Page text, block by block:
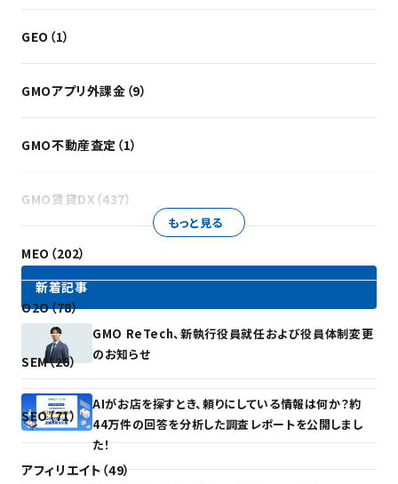
GEO（1）
GMOアプリ外課金（9）
GMO不動産査定（1）
GMO賃貸DX（437）
MEO（202）
O2O（78）
SEM（26）
SEO（71）
アフィリエイト（49）
もっと見る
新着記事
GMO ReTech、新執行役員就任および役員体制変更
のお知らせ
AIがお店を探すとき、頼りにしている情報は何か？約
44万件の回答を分析した調査レポートを公開しまし
た！